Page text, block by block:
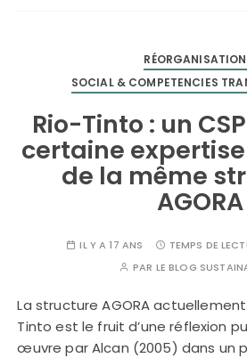
RÉORGANISATION
SOCIAL & COMPETENCIES
Rio-Tinto : un
certaine expertise
de la même
AGORA
IL Y A 17 ANS TEMPS DE
PAR LE BLOG
La structure AGORA
Tinto est le fruit d’une réflexion
œuvre par Alcan (2005) dans un